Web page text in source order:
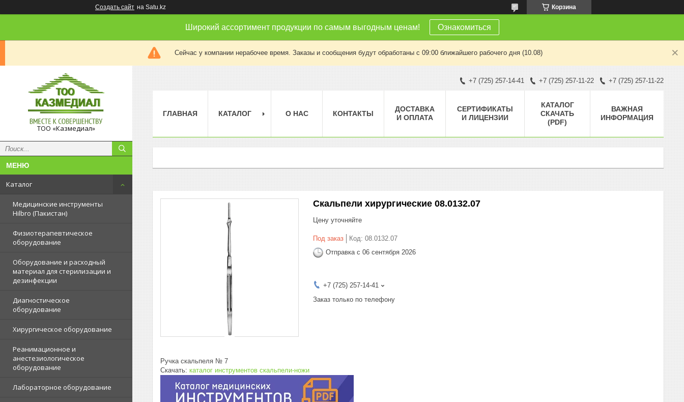
Создать сайт на Satu.kz Корзина
Широкий ассортимент продукции по самым выгодным ценам! Ознакомиться
Сейчас у компании нерабочее время. Заказы и сообщения будут обработаны с 09:00 ближайшего рабочего дня (10.08)
ТОО «Казмедиал»
Каталог
Медицинские инструменты
Hilbro (Пакистан)
Физиотерапевтическое
оборудование
Оборудование и расходный
материал для стерилизации и
дезинфекции
Диагностическое
оборудование
Хирургическое оборудование
Реанимационное и
анестезиологическое
оборудование
Лабораторное оборудование
+7 (725) 257-14-41 +7 (725) 257-11-22 +7 (725) 257-11-22
ГЛАВНАЯ КАТАЛОГ О НАС КОНТАКТЫ
ДОСТАВКА
И ОПЛАТА
СЕРТИФИКАТЫ
И ЛИЦЕНЗИИ
КАТАЛОГ
СКАЧАТЬ
(PDF)
ВАЖНАЯ
ИНФОРМАЦИЯ
Скальпели хирургические 08.0132.07
Цену уточняйте
Под заказ Код: 08.0132.07
Отправка с 06 сентября 2026
+7 (725) 257-14-41
Заказ только по телефону
Ручка скальпеля № 7
Скачать: каталог инструментов скальпели-ножи